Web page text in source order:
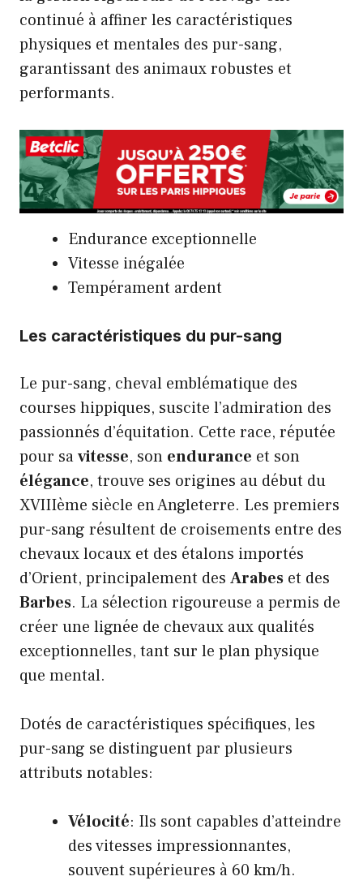
continué à affiner les caractéristiques
physiques et mentales des pur-sang,
garantissant des animaux robustes et
performants.
Endurance exceptionnelle
Vitesse inégalée
Tempérament ardent
Les caractéristiques du pur-sang
Le pur-sang, cheval emblématique des
courses hippiques, suscite l’admiration des
passionnés d’équitation. Cette race, réputée
pour savitesse, son endurance et son
élégance, trouve ses origines au début du
XVIIIème siècle en Angleterre. Les premiers
pur-sang résultent de croisements entre des
chevaux locaux et des étalons importés
d’Orient, principalement des Arabes et des
Barbes. La sélection rigoureuse a permis de
créer une lignée de chevaux aux qualités
exceptionnelles, tant sur le plan physique
que mental.
Dotés de caractéristiques spécifiques, les
pur-sang se distinguent par plusieurs
attributs notables:
Vélocité: Ils sont capables d’atteindre
des vitesses impressionnantes,
souvent supérieures à 60 km/h.